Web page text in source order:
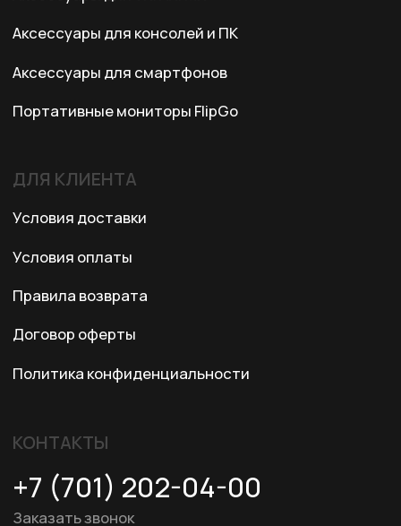
Разработка сайтаZERO.STUDIO
батыра, БЦ Карасай, блок В,
Ежедневно с 10:00 до 19:00